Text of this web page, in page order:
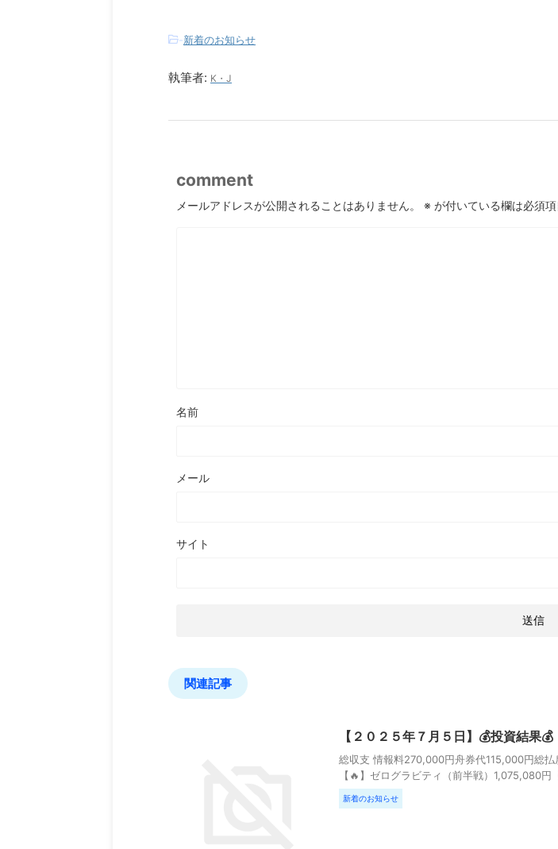
-新着のお知らせ
執筆者: K・J
comment
メールアドレスが公開されることはありません。 ※ が付いている欄は必須
名前
メール
サイト
関連記事
【２０２５年７月５日】💰投資結果💰
総収支 情報料270,000円舟券代115,000円総
【🔥】ゼログラビティ（前半戦）1,075,080円
新着のお知らせ